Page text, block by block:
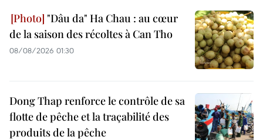
"Dâu da" Ha Chau : au cœur
de la saison des récoltes à Can Tho
08/08/2026 01:30
Dong Thap renforce le contrôle de sa
flotte de pêche et la traçabilité des
produits de la pêche